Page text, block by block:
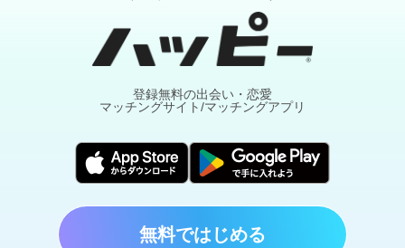
登録無料の出会い・恋愛
マッチングサイト/マッチングアプリ
無料ではじめる